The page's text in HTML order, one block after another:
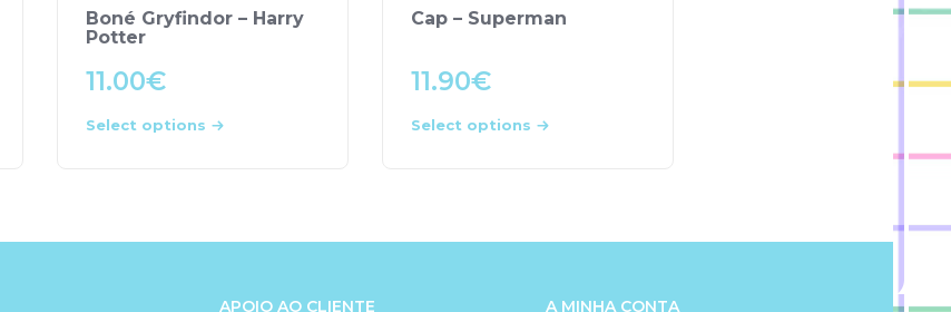
Boné Gryfindor – Harry
Potter
11.00€
Select options
Cap – Superman
11.90€
Select options
APOIO AO CLIENTE A MINHA CONTA